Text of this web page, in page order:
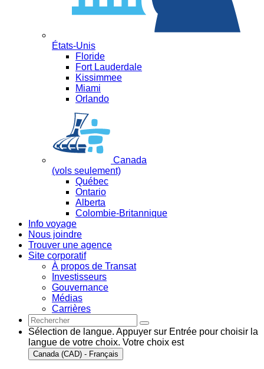
États-Unis
Floride
Fort Lauderdale
Kissimmee
Miami
Orlando
Canada
(vols seulement)
Québec
Ontario
Alberta
Colombie-Britannique
Info voyage
Nous joindre
Trouver une agence
Site corporatif
À propos de Transat
Investisseurs
Gouvernance
Médias
Carrières
Sélection de langue. Appuyer sur Entrée pour choisir la
langue de votre choix. Votre choix est
Canada (CAD) - Français